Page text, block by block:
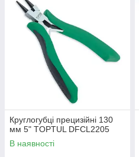
Круглогубці прецизійні 130
мм 5" TOPTUL DFCL2205
В наявності